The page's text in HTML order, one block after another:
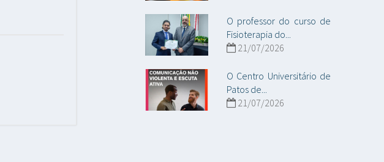
O professor do curso de
Fisioterapia do...
21/07/2026
O Centro Universitário de
Patos de...
21/07/2026